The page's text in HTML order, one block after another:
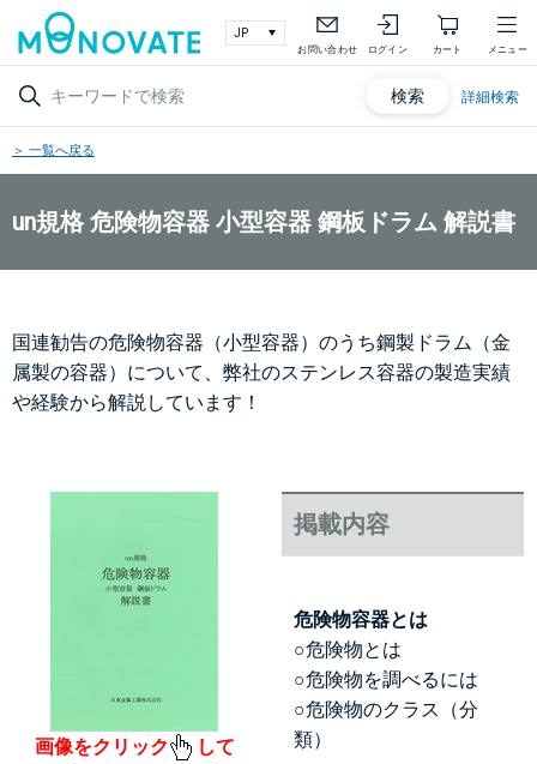
お問い合わせ ログイン カート メニュー
検索 詳細検索
＞ 一覧へ戻る
un規格 危険物容器 小型容器 鋼板ドラム 解説書
国連勧告の危険物容器（小型容器）のうち鋼製ドラム（金
属製の容器）について、弊社のステンレス容器の製造実績
や経験から解説しています！
画像をクリック
して
掲載内容
危険物容器とは
○危険物とは
○危険物を調べるには
○危険物のクラス（分
類）